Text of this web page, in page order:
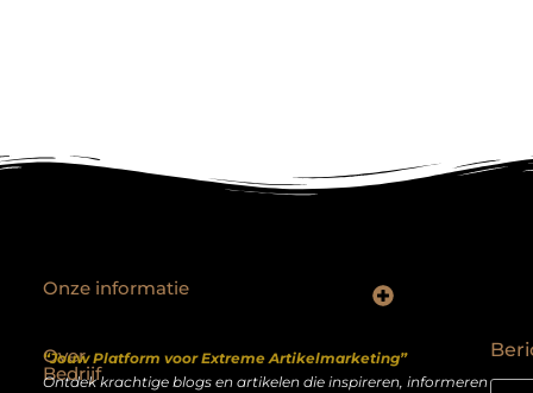
Over
Bedrijf
“Jouw Platform voor Extreme Artikelmarketing”
Ontdek krachtige blogs en artikelen die inspireren, informeren
Onze informatie